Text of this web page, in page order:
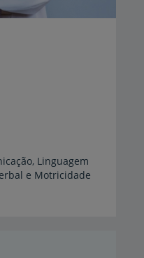
Linguagem
e Motricidade